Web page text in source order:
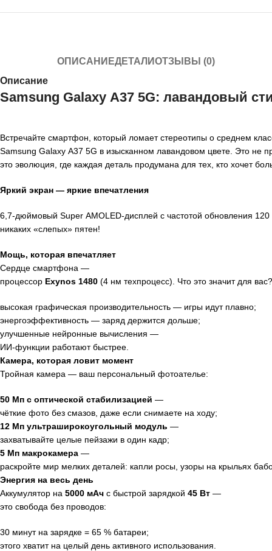
ОПИСАНИЕДЕТАЛИОТЗЫВЫ (0)
Описание
Samsung Galaxy A37 5G: лавандовый
Встречайте смартфон, который ломаетстереотипы о среднем
Samsung Galaxy A37 5G в изысканном лавандовом цвете. Это не
это эволюция, где каждая деталь продумана для тех, кто хочет
Яркий экран — яркие впечатления
6,7‑дюймовый Super AMOLED‑дисплей с частотой обновления 120
никаких «слепых» пятен!
Мощь, которая впечатляет
Сердце смартфона —
процессор Exynos 1480 (4 нм техпроцесс). Что это значитдля вас?
высокая графическая производительность — игры идутплавно;
энергоэффективность — заряд держится дольше;
улучшенные нейронные вычисления —
ИИ‑функции работаютбыстрее.
Камера, которая ловит момент
Тройная камера — ваш персональный фотоателье:
50 Мп с оптической стабилизацией —
чёткие фото без смазов, даже если снимаете на ходу;
12 Мп ультраширокоугольный модуль —
захватывайте целые пейзажи в один кадр;
5 Мп макрокамера —
раскройте мир мелких деталей: капли росы, узоры на крыльях
Энергия на весь день
Аккумулятор на 5000 мАч с быстрой зарядкой 45 Вт —
это свобода без проводов:
30 минутна зарядке = 65 % батареи;
этого хватитна целый день активного использования.